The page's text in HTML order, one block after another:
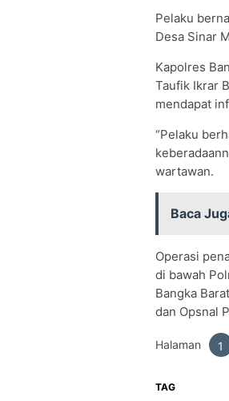
Pelaku
Desa Sinar
Kapolres
Taufik Ikrar
mendapat
“Pelaku
wartawan.
Baca
Operasi
di bawah
Bangka
dan Opsnal
Halaman 1
TAG